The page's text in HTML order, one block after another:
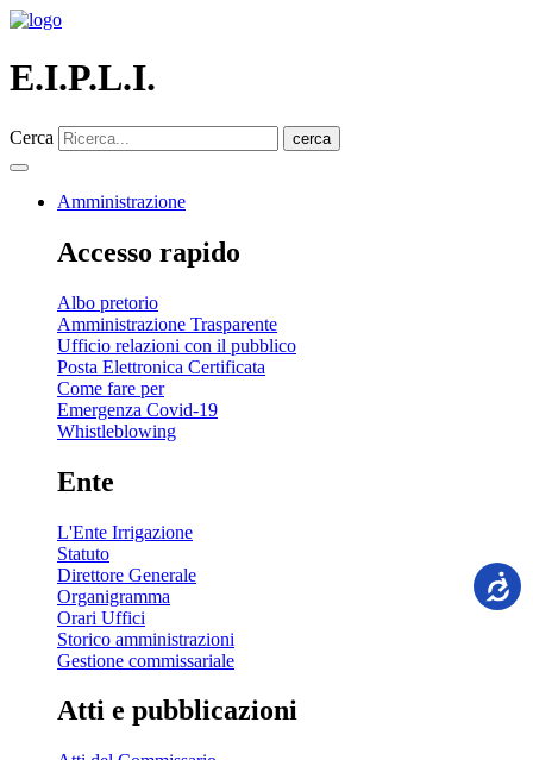
E.I.P.L.I.
Cerca cerca
Amministrazione
Accesso rapido
Albo pretorio
Amministrazione Trasparente
Ufficio relazioni con il pubblico
Posta Elettronica Certificata
Come fare per
Emergenza Covid-19
Whistleblowing
Ente
L'Ente Irrigazione
Statuto
Direttore Generale
Organigramma
Orari Uffici
Storico amministrazioni
Gestione commissariale
Atti e pubblicazioni